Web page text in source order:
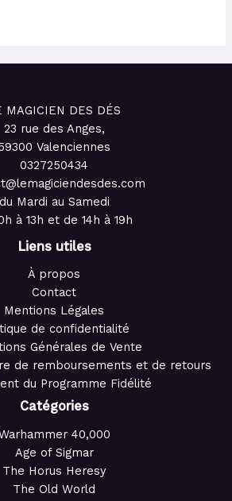
MAGICIEN DES DÉS
23 rue des Anges,
Valenciennes
0327250434
du Mardi au Samedi
à 13h et de 14h à 19h
Liens utiles
À propos
Contact
Mentions Légales
de confidentialité
Générales de Vente
de remboursements et de retours
du Programme Fidélité
Catégories
40,000
Age of Sigmar
The Horus Heresy
The Old World